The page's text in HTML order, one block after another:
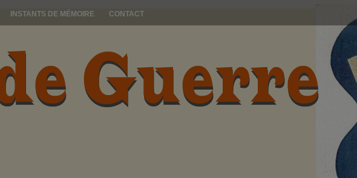
INSTANTS DE MÉMOIRE CONTACT